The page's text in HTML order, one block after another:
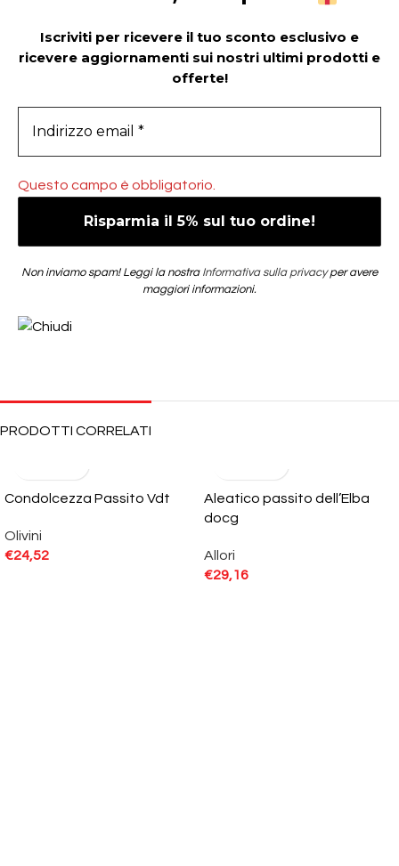
Iscriviti per ricevere il tuo sconto esclusivo e
ricevere aggiornamenti sui nostri ultimi prodotti e
offerte!
Questo campo è obbligatorio.
Non inviamo spam! Leggi la nostra Informativa sulla privacyper avere
maggiori informazioni.
PRODOTTI CORRELATI
Condolcezza Passito Vdt
Olivini
€24,52
Aleatico passito dell’Elba
docg
Allori
€29,16